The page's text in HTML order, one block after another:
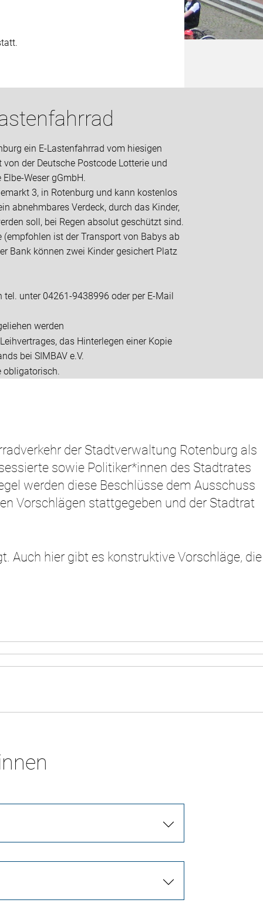
ein E-Lastenfahrrad vom hiesigen
der Deutsche Postcode Lotterie und
Weser gGmbH.
3, in Rotenburg und kann kostenlos
abnehmbares Verdeck, durch das Kinder,
soll, bei Regen absolut geschützt sind.
ist der Transport von Babys ab
Bank können zwei Kinder gesichert Platz
unter 04261-9438996 oder per E-Mail
werden
das Hinterlegen einer Kopie
bei SIMBAV e.V.
obligatorisch.
der Stadtverwaltung Rotenburg als
sowie Politiker*innen des Stadtrates
werden diese Beschlüsse dem Ausschuss
Vorschlägen stattgegeben und der Stadtrat
Auch hier gibt es konstruktive Vorschläge, die